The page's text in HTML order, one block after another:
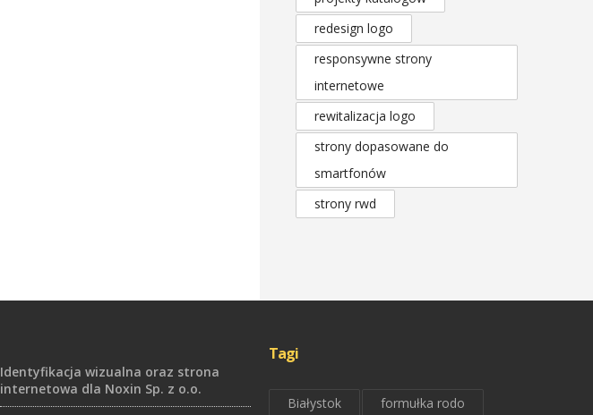
redesign logo
responsywne strony
internetowe
rewitalizacja logo
strony dopasowane do
smartfonów
strony rwd
Identyfikacja wizualna oraz strona
internetowa dla Noxin Sp. z o.o.
Tagi
Białystok
formułka rodo